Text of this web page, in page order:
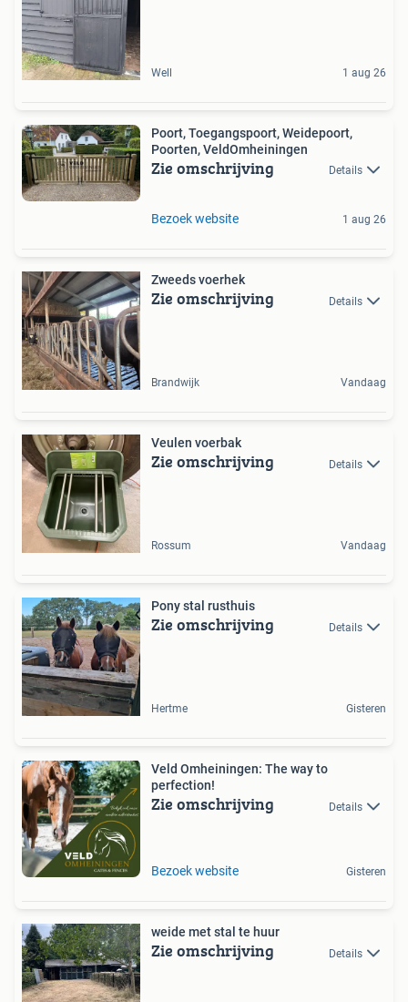
Well 1 aug 26
Poort, Toegangspoort, Weidepoort,
Poorten, VeldOmheiningen
Zie omschrijving Details
Bezoek website 1 aug 26
Zweeds voerhek
Zie omschrijving Details
Brandwijk Vandaag
Veulen voerbak
Zie omschrijving Details
Rossum Vandaag
Pony stal rusthuis
Zie omschrijving Details
Hertme Gisteren
Veld Omheiningen: The way to
perfection!
Zie omschrijving Details
Bezoek website Gisteren
weide met stal te huur
Zie omschrijving Details